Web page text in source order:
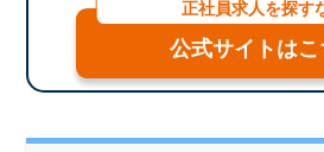
正社員求人を探す
公式サイトはこ